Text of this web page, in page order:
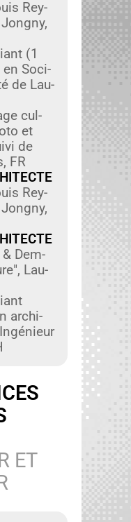
Rey­
(1
en Soci­
de Lau­
cul­
et
de
FR
Rey­
& Dem­
Lau­
archi­
ET